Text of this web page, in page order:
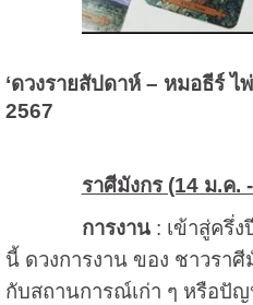
‘ดวงรายสัปดาห์ – หมอธีร์ ไ
2567
ราศีมังกร (14 ม.ค.
การงาน: เข้าสู่ครึ่ง
นี้ ดวงการงาน ของ ชาวรา
กับสถานการณ์เก่า ๆ หรือปัญ